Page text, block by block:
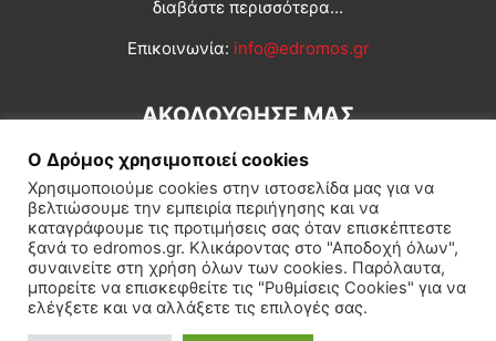
διαβάστε περισσότερα...
Επικοινωνία: info@edromos.gr
ΑΚΟΛΟΥΘΗΣΕ ΜΑΣ
Εγγραφή συνδρομητή Πολιτική Διεθνή Κοινωνία
Πολιτισμός Αφιερώματα
Ο Δρόμος χρησιμοποιεί cookies
Χρησιμοποιούμε cookies στην ιστοσελίδα μας για να
βελτιώσουμε την εμπειρία περιήγησης και να
καταγράφουμε τις προτιμήσεις σας όταν επισκέπτεστε
ξανά το edromos.gr. Κλικάροντας στο "Αποδοχή όλων",
συναινείτε στη χρήση όλων των cookies. Παρόλαυτα,
μπορείτε να επισκεφθείτε τις "Ρυθμίσεις Cookies" για να
ελέγξετε και να αλλάξετε τις επιλογές σας.